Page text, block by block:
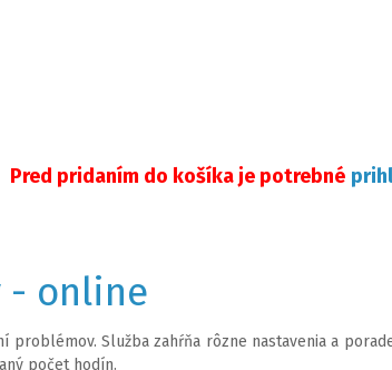
Pred pridaním do košíka je potrebné
- online
Služba zahŕňa rôzne nastavenia a
počet hodín.